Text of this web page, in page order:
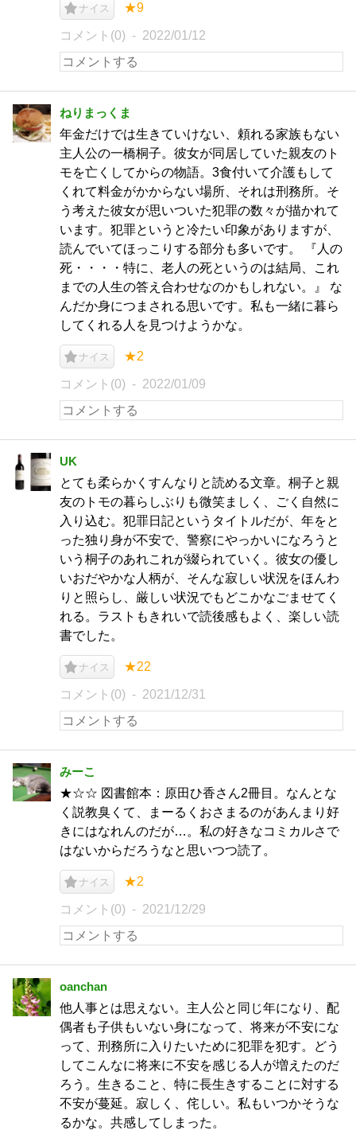
ナイス ★9
コメント(0) 2022/01/12
ねりまっくま
年金だけでは生きていけない、頼れる家族もない
主人公の一橋桐子。彼女が同居していた親友のト
モを亡くしてからの物語。3食付いて介護もして
くれて料金がかからない場所、それは刑務所。そ
う考えた彼女が思いついた犯罪の数々が描かれて
います。犯罪というと冷たい印象がありますが、
読んでいてほっこりする部分も多いです。 『人の
死・・・・特に、老人の死というのは結局、これ
までの人生の答え合わせなのかもしれない。』 な
んだか身につまされる思いです。私も一緒に暮ら
してくれる人を見つけようかな。
ナイス ★2
コメント(0) 2022/01/09
UK
とても柔らかくすんなりと読める文章。桐子と親
友のトモの暮らしぶりも微笑ましく、ごく自然に
入り込む。犯罪日記というタイトルだが、年をと
った独り身が不安で、警察にやっかいになろうと
いう桐子のあれこれが綴られていく。彼女の優し
いおだやかな人柄が、そんな寂しい状況をほんわ
りと照らし、厳しい状況でもどこかなごませてく
れる。ラストもきれいで読後感もよく、楽しい読
書でした。
ナイス ★22
コメント(0) 2021/12/31
みーこ
★☆☆ 図書館本：原田ひ香さん2冊目。なんとな
く説教臭くて、まーるくおさまるのがあんまり好
きにはなれんのだが…。私の好きなコミカルさで
はないからだろうなと思いつつ読了。
ナイス ★2
コメント(0) 2021/12/29
oanchan
他人事とは思えない。主人公と同じ年になり、配
偶者も子供もいない身になって、将来が不安にな
って、刑務所に入りたいために犯罪を犯す。どう
してこんなに将来に不安を感じる人が増えたのだ
ろう。生きること、特に長生きすることに対する
不安が蔓延。寂しく、侘しい。私もいつかそうな
るかな。共感してしまった。